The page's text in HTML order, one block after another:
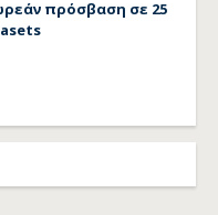
πρόσβαση σε 25